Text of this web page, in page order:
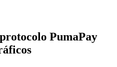
PumaPay